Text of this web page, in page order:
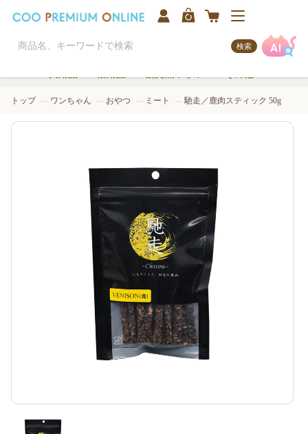
検索
トップ ワンちゃん おやつ ミート 馳走／鹿肉スティック 50g